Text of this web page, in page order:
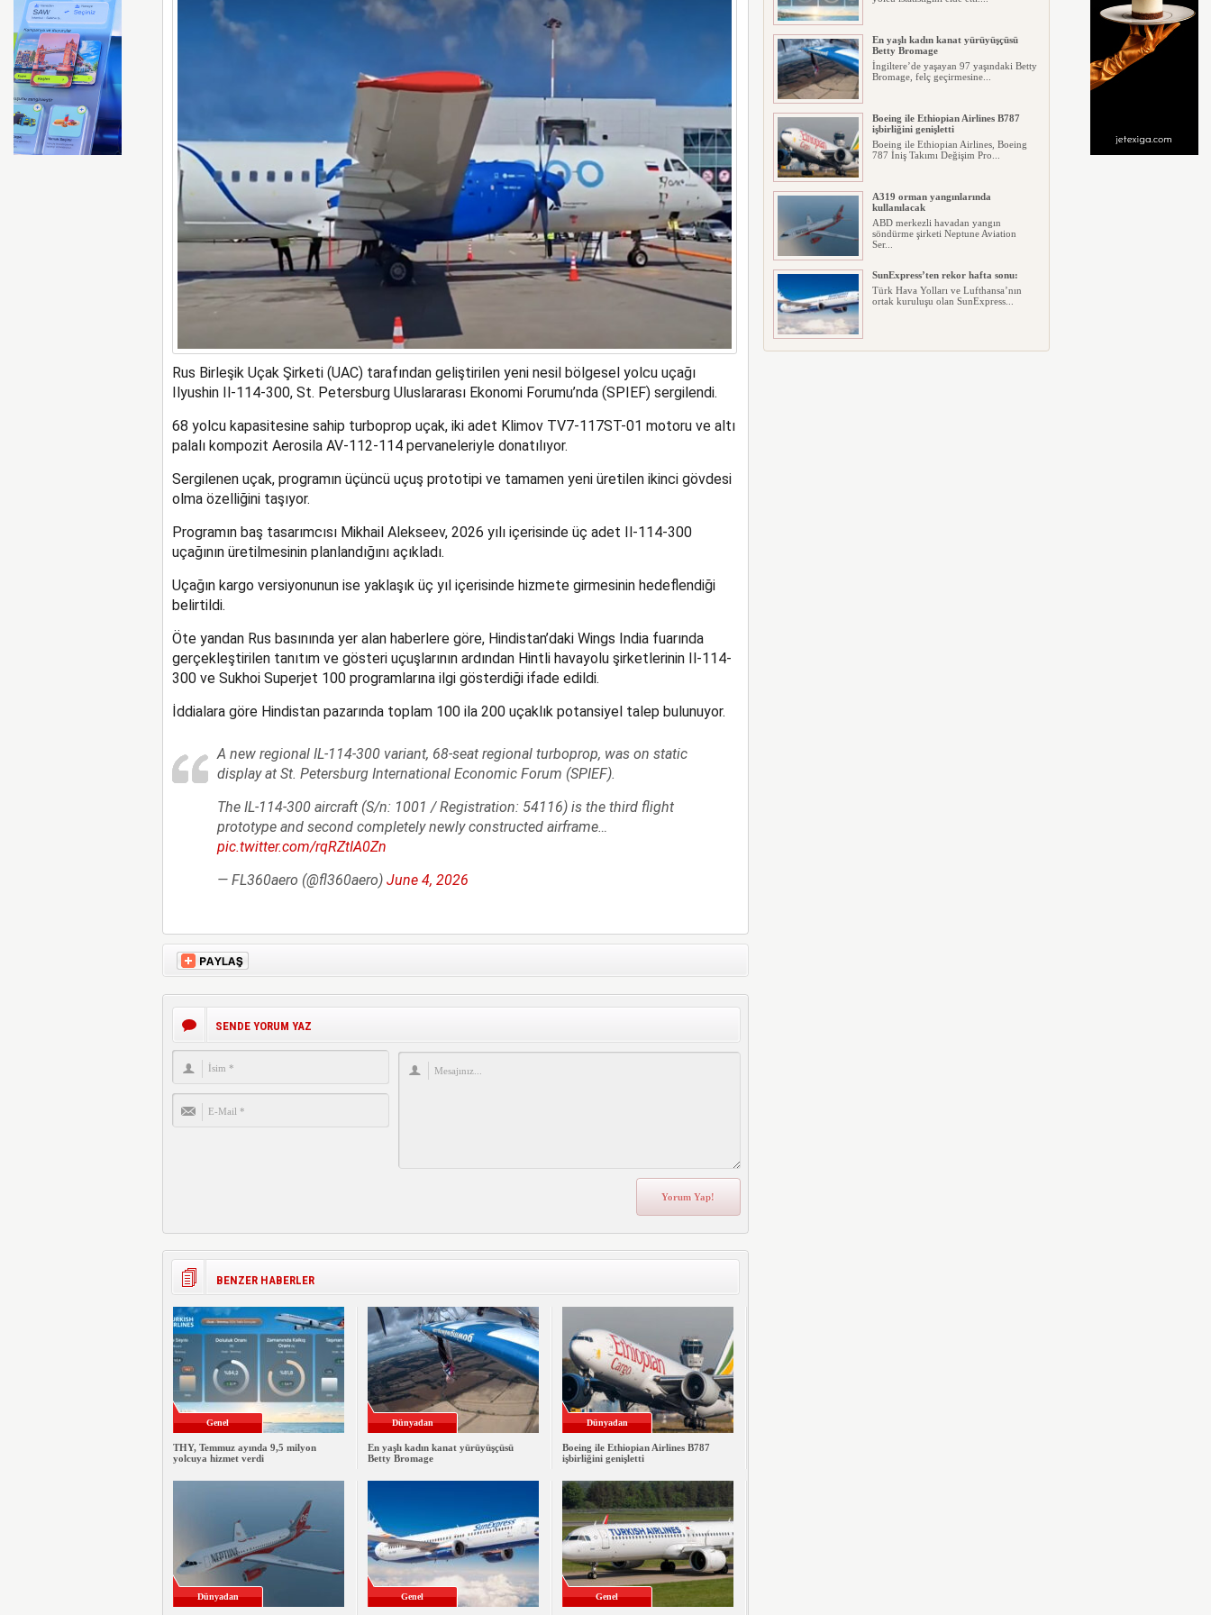
Ryanair kış sezonunda Fas’ta rekor kapasite artıracak
Rus Birleşik Uçak Şirketi (UAC) tarafından geliştirilen yeni nesil bölgesel yolcu uçağı
Ilyushin Il-114-300, St. Petersburg Uluslararası Ekonomi Forumu’nda (SPIEF) sergilendi.
68 yolcu kapasitesine sahip turboprop uçak, iki adet Klimov TV7-117ST-01 motoru ve altı
palalı kompozit Aerosila AV-112-114 pervaneleriyle donatılıyor.
Sergilenen uçak, programın üçüncü uçuş prototipi ve tamamen yeni üretilen ikinci gövdesi
olma özelliğini taşıyor.
Programın baş tasarımcısı Mikhail Alekseev, 2026 yılı içerisinde üç adet Il-114-300
uçağının üretilmesinin planlandığını açıkladı.
Uçağın kargo versiyonunun ise yaklaşık üç yıl içerisinde hizmete girmesinin hedeflendiği
belirtildi.
Öte yandan Rus basınında yer alan haberlere göre, Hindistan’daki Wings India fuarında
gerçekleştirilen tanıtım ve gösteri uçuşlarının ardından Hintli havayolu şirketlerinin Il-114-
300 ve Sukhoi Superjet 100 programlarına ilgi gösterdiği ifade edildi.
İddialara göre Hindistan pazarında toplam 100 ila 200 uçaklık potansiyel talep bulunuyor.
A new regional IL-114-300 variant, 68-seat regional turboprop, was on static
display at St. Petersburg International Economic Forum (SPIEF).
The IL-114-300 aircraft (S/n: 1001 / Registration: 54116) is the third flight
prototype and second completely newly constructed airframe…
pic.twitter.com/rqRZtIA0Zn
— FL360aero (@fl360aero) June 4, 2026
SENDE YORUM YAZ
BENZER HABERLER
Genel
THY, Temmuz ayında 9,5 milyon
yolcuya hizmet verdi
Dünyadan
En yaşlı kadın kanat yürüyüşçüsü
Betty Bromage
Dünyadan
Boeing ile Ethiopian Airlines B787
işbirliğini genişletti
Dünyadan Genel Genel
En yaşlı kadın kanat yürüyüşçüsü
Betty Bromage
İngiltere’de yaşayan 97 yaşındaki Betty
Bromage, felç geçirmesine...
Boeing ile Ethiopian Airlines B787
işbirliğini genişletti
Boeing ile Ethiopian Airlines, Boeing
787 İniş Takımı Değişim Pro...
A319 orman yangınlarında
kullanılacak
ABD merkezli havadan yangın
söndürme şirketi Neptune Aviation
Ser...
SunExpress’ten rekor hafta sonu:
Türk Hava Yolları ve Lufthansa’nın
ortak kuruluşu olan SunExpress...
THY Osaka’da kapasite artışına